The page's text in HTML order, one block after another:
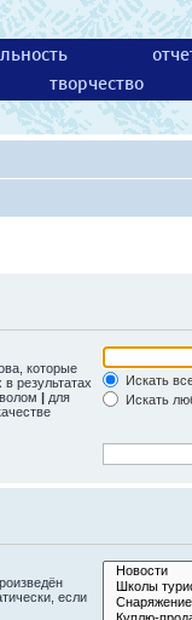
творчество
которые
результатах
| для
Искать
Искать
если